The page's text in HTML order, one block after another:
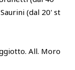
(dal 20' st
All. Moro